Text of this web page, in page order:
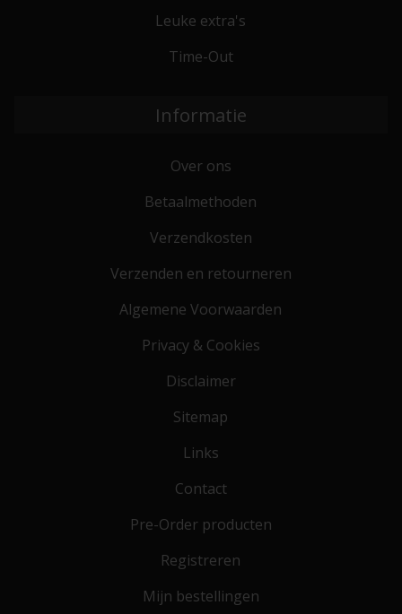
Leuke extra's
Time-Out
Informatie
Over ons
Betaalmethoden
Verzendkosten
Verzenden en retourneren
Algemene Voorwaarden
Privacy & Cookies
Disclaimer
Sitemap
Links
Contact
Pre-Order producten
Registreren
Mijn bestellingen